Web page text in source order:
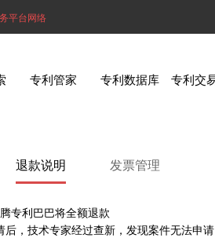
平台网络
专利管家 专利数据库 专利交
退款说明 发票管理
专利巴巴将全额退款
后，技术专家经过查新，发现案件无法申